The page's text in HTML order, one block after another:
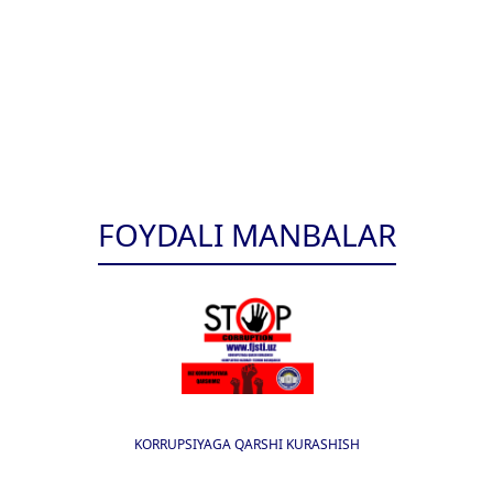
FOYDALI MANBALAR
KORRUPSIYAGA QARSHI KURASHISH